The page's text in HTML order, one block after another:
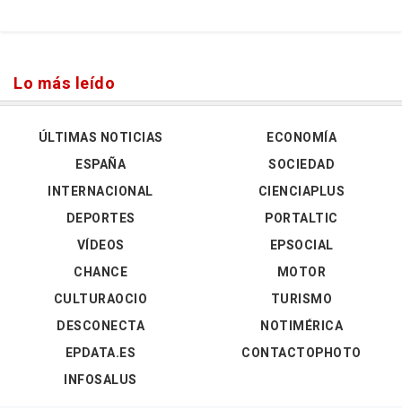
Lo más leído
ÚLTIMAS NOTICIAS
ESPAÑA
INTERNACIONAL
DEPORTES
VÍDEOS
ECONOMÍA
SOCIEDAD
CIENCIAPLUS
PORTALTIC
EPSOCIAL
CHANCE
CULTURAOCIO
DESCONECTA
EPDATA.ES
INFOSALUS
MOTOR
TURISMO
NOTIMÉRICA
CONTACTOPHOTO